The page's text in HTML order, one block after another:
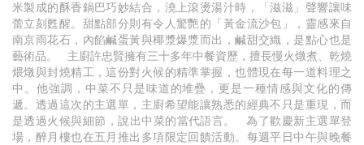
米製成的酥香鍋巴巧妙結合，澆上滾燙湯汁時，「滋滋」聲響讓味
蕾立刻甦醒。甜點部分則有令人驚艷的「黃金流沙包」，靈感來自
南京雨花石，內餡鹹蛋黃與椰漿爆漿而出，鹹甜交織，是點心也是
藝術品。 主廚許忠賢擁有三十多年中餐資歷，擅長慢火燉煮、乾燒
煨燉與封燒精工，這份對火候的精準掌握，也體現在每一道料理之
中。他強調，中菜不只是味道的堆疊，更是一種情感與文化的傳
遞。透過這次的主選單，主廚希望能讓熟悉的經典不只是重現，而
是透過火候與細節，說出中菜的當代語言。 為了歡慶新主選單登
場，醉月樓也在五月推出多項限定回饋活動。每週平日中午與晚餐